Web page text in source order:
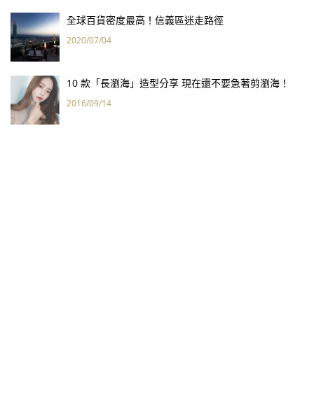
全球百貨密度最高！信義區迷走路徑
2020/07/04
10 款「長瀏海」造型分享 現在還不要急著剪瀏海！
2016/09/14